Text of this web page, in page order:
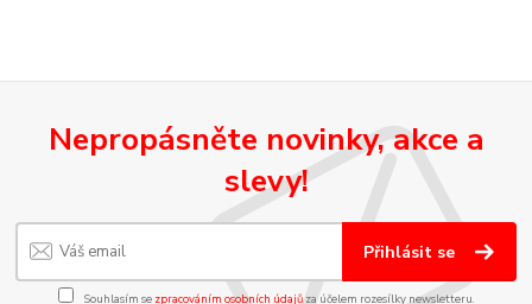
Nepropásněte novinky, akce a
slevy!
Přihlásit se
Souhlasím se zpracováním osobních údajůza účelem rozesílky newsletteru.